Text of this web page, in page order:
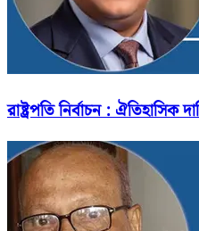
রাষ্ট্রপতি নির্বাচন : ঐতিহাসিক